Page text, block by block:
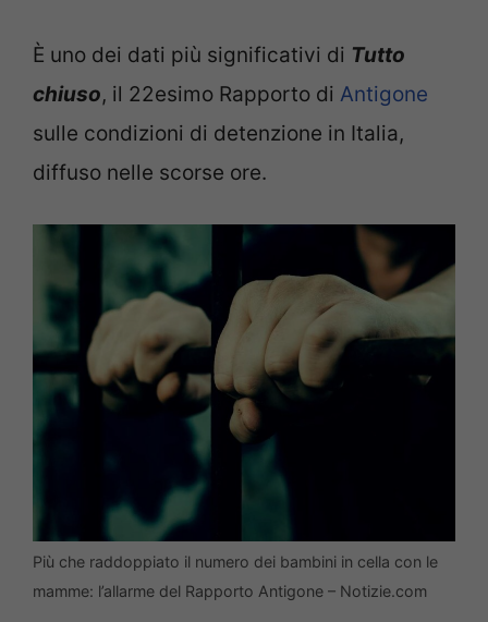
È uno dei dati più significativi di Tutto
chiuso, il 22esimo Rapporto di Antigone
sulle condizioni di detenzione in Italia,
diffuso nelle scorse ore.
Più che raddoppiato il numero dei bambini in cella con le
mamme: l’allarme del Rapporto Antigone – Notizie.com